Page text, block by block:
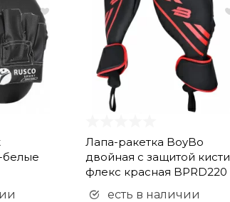
белые
Лапа-ракетка BoyBo
двойная с защитой кисти
флекс красная BPRD220
есть в наличии